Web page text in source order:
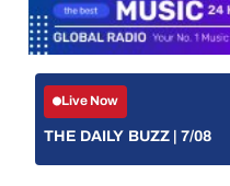
Live Now
THE DAILY BUZZ | 7/08